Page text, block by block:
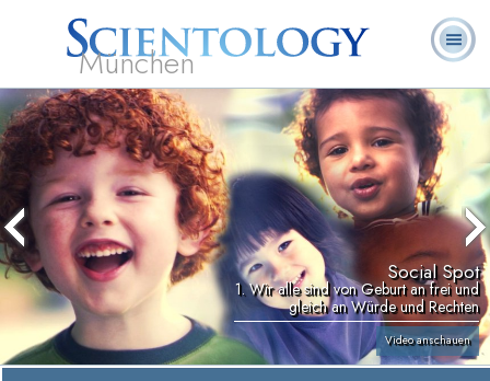
München
L. Ron
Hubbard
Was ist
Scientology?
Ehrenamtliche
Geistliche
Häufig gestellte
Bücher
Social Spot
1. Wir alle sind von Geburt an frei und
gleich an Würde und Rechten
Video anschauen